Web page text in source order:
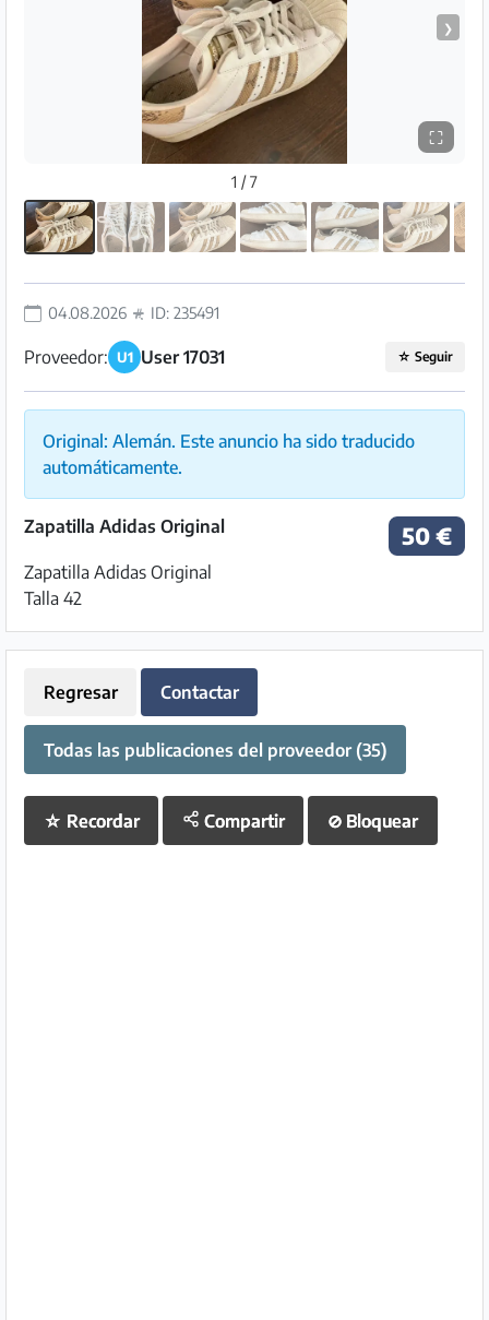
❯
⛶
1 / 7
04.08.2026 ID: 235491
Proveedor: U1 User 17031 ☆ Seguir
Original: Alemán. Este anuncio ha sido traducido
automáticamente.
50 €
Zapatilla Adidas Original
Zapatilla Adidas Original
Talla 42
Regresar Contactar
Todas las publicaciones del proveedor (35)
☆ Recordar Compartir ⊘ Bloquear